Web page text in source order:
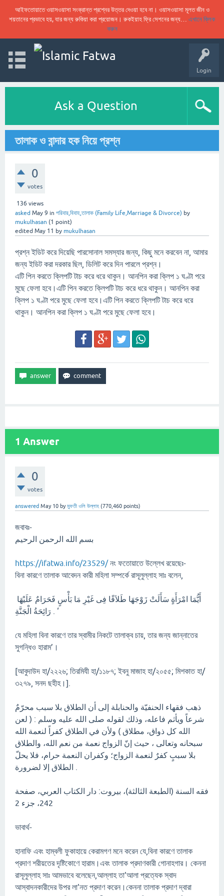
আইফতোয়াতে ওয়াসওয়াসা সংক্রান্ত প্রশ্নের উত্তর দেওয়া হবে না। ওয়াসওয়াসা মূলত জীন ও
শয়তানের প্রভাবে হয়, যার জন্য রুকিয়া করা প্রয়োজন। রুকইয়াহ ফ্রি সেশনের জন্য… এখানে ক্লিক
করুন
Login
Ask a Question
তালাক ও বান্দার হক নিয়ে প্রশ্ন
0
votes
136 views
asked May 9 in পরিবার,বিবাহ,তালাক (Family Life,Marriage & Divorce) by
mukulhasan (1 point)
edited May 11 by mukulhasan
প্রশ্ন ইডিট করে দিয়েছি পারসোনাল সমস্যার জন্য, কিছু মনে করবেন না, আমার
জন্য ইডিট করা দরকার ছিল, ডিলিট করে দিন পারলে প্রশ্ন।
এটি পিন করতে ক্লিপটি টাচ করে ধরে থাকুন। আনপিন করা ক্লিপ ১ ঘণ্টা পরে
মুছে ফেলা হবে।এটি পিন করতে ক্লিপটি টাচ করে ধরে থাকুন। আনপিন করা
ক্লিপ ১ ঘণ্টা পরে মুছে ফেলা হবে।এটি পিন করতে ক্লিপটি টাচ করে ধরে
থাকুন। আনপিন করা ক্লিপ ১ ঘণ্টা পরে মুছে ফেলা হবে।
1 Answer
0
votes
answered May 10 byমুফতী ওলি উল্লাহ (770,460 points)
জবাবঃ-
https://ifatwa.info/23529/নং ফতোয়াতে উল্লেখ রয়েছেঃ-
বিনা কারণে তালাক আবেদন কারী মহিলা সম্পর্কে রাসূলুল্লাহ সাঃ বলেন,
ﺭَﺍﺋِﺤَﺔُ ﺍﻟْﺠَﻨَّﺔِ . ‘
যে মহিলা বিনা কারণে তার স্বামীর নিকটে তালাক্ব চায়, তার জন্য জান্নাতের
সুগন্ধিও হারাম’।
[আবুদাউদ হা/২২২৬; তিরমিযী হা/১১৮৭; ইবনু মাজাহ হা/২০৫৫; মিশকাত হা/
৩২৭৯, সনদ ছহীহ।].
ﺫﻫﺐ ﻓﻘﻬﺎﺀ ﺍﻟﺤﻨﻔﻴّﺔ ﻭﺍﻟﺤﻨﺎﺑﻠﺔ ﺇﻟﻰ ﺃﻥ ﺍﻟﻄﻼﻕ ﺑﻼ ﺳﺒﺐ ﻣﺤﺮّﻡٌ
ﺷﺮﻋﺎً ﻭﻳﺄﺛﻢ ﻓﺎﻋﻠﻪ، ﻭﺫﻟﻚ ﻟﻘﻮﻟﻪ ﺻﻠﻰ ﺍﻟﻠﻪ ﻋﻠﻴﻪ ﻭﺳﻠﻢ : ( ﻟﻌﻦ
ﺍﻟﻠﻪ ﻛﻞ ﺫﻭﺍﻕ، ﻣﻄﻼﻕ ) ﻭﻷﻥ ﻓﻲ ﺍﻟﻄﻼﻕ ﻛﻔﺮﺍً ﻟﻨﻌﻤﺔ ﺍﻟﻠﻪ
ﺳﺒﺤﺎﻧﻪ ﻭﺗﻌﺎﻟﻰ ، ﺣﻴﺚ ﺇﻥّ ﺍﻟﺰﻭﺍﺝ ﻧﻌﻤﺔ ﻣﻦ ﻧﻌﻢ ﺍﻟﻠﻪ، ﻭﺍﻟﻄﻼﻕ
ﺑﻼ ﺳﺒﺐٍ ﻛﻔﺮٌ ﻟﻨﻌﻤﺔ ﺍﻟﺰﻭﺍﺝ؛ ﻭﻛﻔﺮﺍﻥ ﺍﻟﻨﻌﻤﺔ ﺣﺮﺍﻡ، ﻓﻼ ﻳﺤﻞّ
فقه السنة (الطبعة الثالثة)، بيروت: دار الكتاب العربي، صفحة
242، جزء 2
ভাবার্থ-
হানাফি এবং হাম্বলী ফুকাহায়ে কেরামগণ মনে করেন যে,বিনা কারণে তালাক
প্রদাণ শরীয়তের দৃষ্টিকোণে হারাম।এবং তালাক প্রদাণকারী গোনাহগার। কেননা
রাসূলুল্লাহ সাঃ আমভাবে বলেছেন,আল্লাহ তা'আলা প্রত্যেক স্বাদ
আস্বাদনকারীদের উপর লা'নত প্রদাণ করেন।কেননা তালাক প্রদাণ দ্বারা